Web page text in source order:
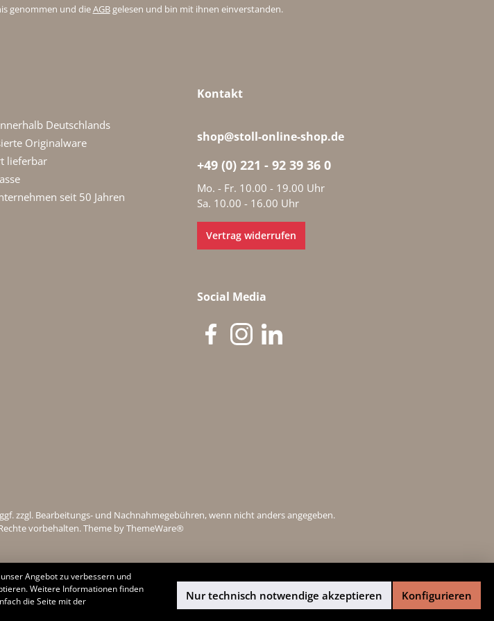
genommen und dieAGBgelesen und bin mit ihnen einverstanden.
Deutschlands
Originalware
lieferbar
seit 50 Jahren
Kontakt
shop@stoll-online-shop.de
+49 (0) 221 - 92 39 36 0
Mo. - Fr. 10.00 - 19.00 Uhr
Sa. 10.00 - 16.00 Uhr
Vertrag widerrufen
Social Media
zzgl. Bearbeitungs- und Nachnahmegebühren, wenn nicht anders angegeben.
vorbehalten. Theme byThemeWare®
Angebot zu verbessern und
Weitere Informationen finden
die Seite mit der
Nur technisch notwendige akzeptieren Konfigurieren